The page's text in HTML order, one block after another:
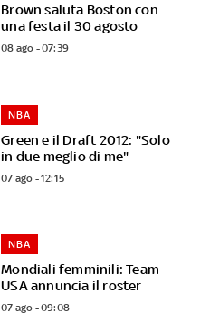
Brown saluta Boston con
una festa il 30 agosto
08 ago - 07:39
Green e il Draft 2012: "Solo
in due meglio di me"
NBA
07 ago - 12:15
Mondiali femminili: Team
USA annuncia il roster
NBA
07 ago - 09:08